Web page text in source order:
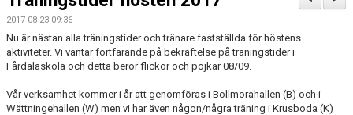
DOKUMENT
2017-08-23 09:36
Nu är nästan alla träningstider och tränare fastställda för höstens
aktiviteter. Vi väntar fortfarande på bekräftelse på träningstider i
Fårdalaskola och detta berör flickor och pojkar 08/09.
Vår verksamhet kommer i år att genomföras i Bollmorahallen (B) och i
Wättningehallen (W) men vi har även någon/några träning i Krusboda (K)